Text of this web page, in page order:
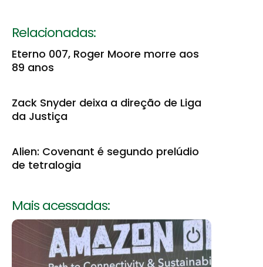
Relacionadas:
Eterno 007, Roger Moore morre aos
89 anos
Zack Snyder deixa a direção de Liga
da Justiça
Alien: Covenant é segundo prelúdio
de tetralogia
Mais acessadas: